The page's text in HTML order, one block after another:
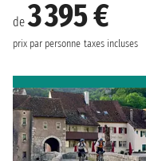
de3 395 €
prix par personne taxes incluses